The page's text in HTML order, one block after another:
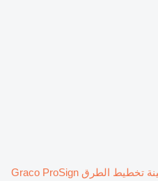
ماكينة تخطيط الطرق Graco ProSign